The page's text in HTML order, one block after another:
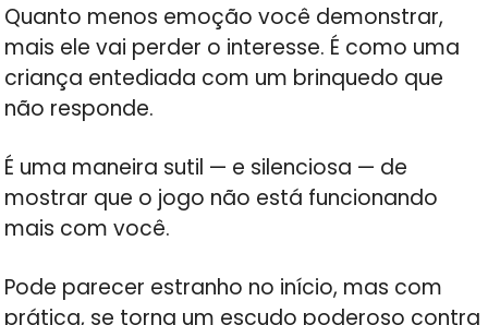
Quanto menos emoção você demonstrar,
mais ele vai perder o interesse. É como uma
criança entediada com um brinquedo que
não responde.
É uma maneira sutil — e silenciosa — de
mostrar que o jogo não está funcionando
mais com você.
Pode parecer estranho no início, mas com
prática, se torna um escudo poderoso contra